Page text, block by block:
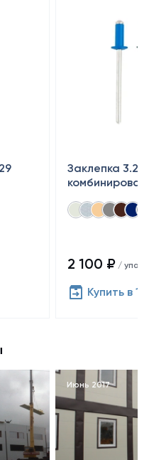
Заклепка
2 100 ₽ / упак.
Купить в 1
Июнь 2017